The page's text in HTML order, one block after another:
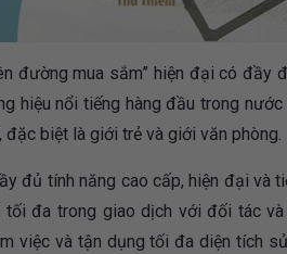
đường mua sắm” hiện đại có đầy
hiệu nổi tiếng hàng đầu trong nước
đặc biệt là giới trẻ và giới văn phòng.
đủ tính năng cao cấp, hiện đại và
đa trong giao dịch với đối tác và
việc và tận dụng tối đa diện tích